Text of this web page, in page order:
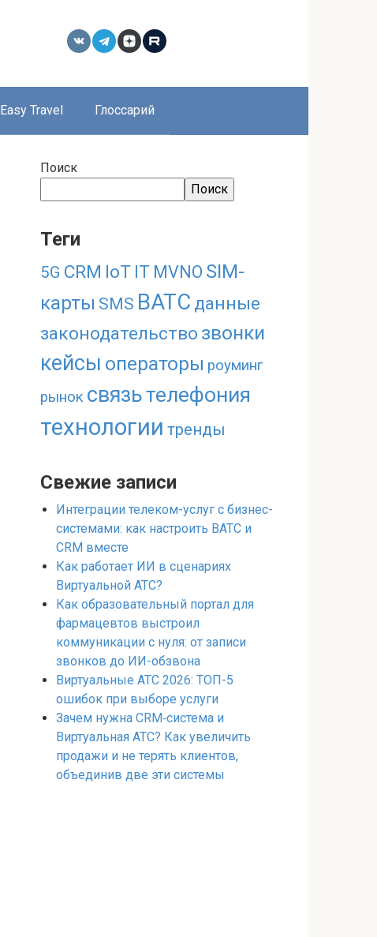
Easy Travel Глоссарий
Поиск
Поиск
Теги
5G CRM IoT IT MVNO SIM-
карты SMS ВАТС данные
законодательство звонки
кейсы операторы роуминг
рынок связьтелефония
технологии тренды
Свежие записи
Интеграции телеком-услуг с бизнес-
системами: как настроить ВАТС и
CRM вместе
Как работает ИИ в сценариях
Виртуальной АТС?
Как образовательный портал для
фармацевтов выстроил
коммуникации с нуля: от записи
звонков до ИИ-обзвона
Виртуальные АТС 2026: ТОП-5
ошибок при выборе услуги
Зачем нужна CRM‑система и
Виртуальная АТС? Как увеличить
продажи и не терять клиентов,
объединив две эти системы